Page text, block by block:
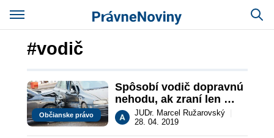
#vodič
Občianske právo
Spôsobí vodič dopravnú
nehodu, ak zraní len
sám seba?
JUDr. Marcel Ružarovský
28. 04. 2019